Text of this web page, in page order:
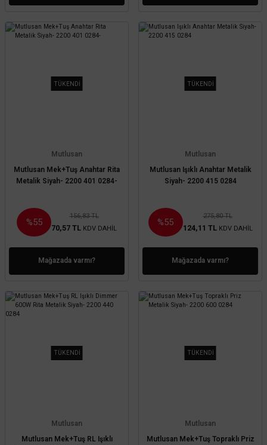
TÜKENDİ
Mutlusan
Mutlusan Mek+Tuş Anahtar Rita
Metalik Siyah- 2200 401 0284-
%55
156,83 TL
70,57 TL KDV DAHİL
Mağazada varmı?
TÜKENDİ
Mutlusan
Mutlusan Işıklı Anahtar Metalik
Siyah- 2200 415 0284
%55
275,80 TL
124,11 TL KDV DAHİL
Mağazada varmı?
TÜKENDİ
Mutlusan
Mutlusan Mek+Tuş RL Işıklı
TÜKENDİ
Mutlusan
Mutlusan Mek+Tuş Topraklı Priz